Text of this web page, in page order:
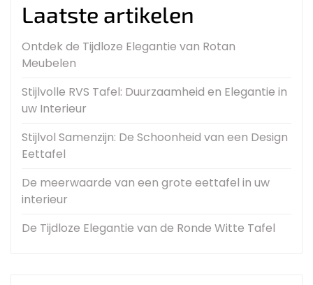
Laatste artikelen
Ontdek de Tijdloze Elegantie van Rotan
Meubelen
Stijlvolle RVS Tafel: Duurzaamheid en Elegantie in
uw Interieur
Stijlvol Samenzijn: De Schoonheid van een Design
Eettafel
De meerwaarde van een grote eettafel in uw
interieur
De Tijdloze Elegantie van de Ronde Witte Tafel